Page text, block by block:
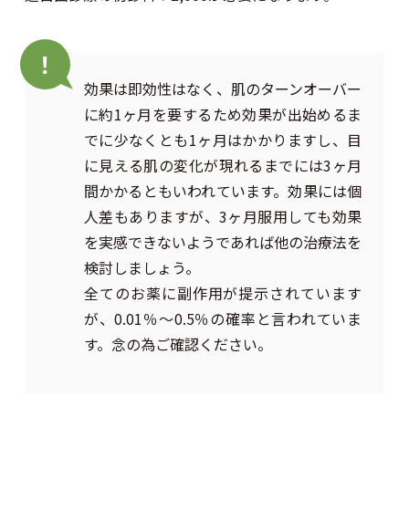
！
効果は即効性はなく、肌のターンオーバー
に約1ヶ月を要するため効果が出始めるま
でに少なくとも1ヶ月はかかりますし、目
に見える肌の変化が現れるまでには3ヶ月
間かかるともいわれています。効果には個
人差もありますが、3ヶ月服用しても効果
を実感できないようであれば他の治療法を
検討しましょう。
全てのお薬に副作用が提示されています
が、0.01％～0.5％の確率と言われていま
す。念の為ご確認ください。